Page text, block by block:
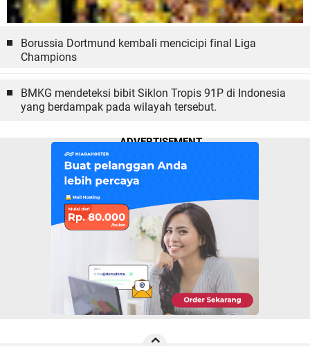
Borussia Dortmund kembali mencicipi final Liga
Champions
BMKG mendeteksi bibit Siklon Tropis 91P di Indonesia
yang berdampak pada wilayah tersebut.
ADVERTISEMENT